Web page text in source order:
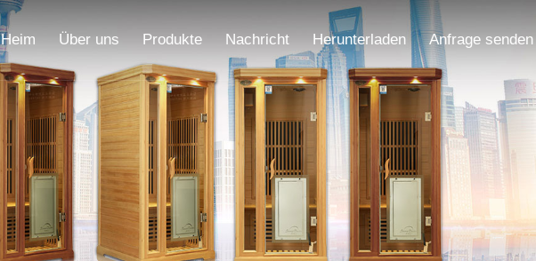
Heim Über uns Produkte Nachricht Herunterladen Anfrage senden